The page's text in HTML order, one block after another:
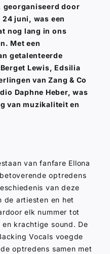
georganiseerd door
juni, was een
nog lang in ons
Met een
getalenteerde
Lewis, Edsilia
van Zang & Co
Daphne Heber, was
van muzikaliteit en
van fanfare Ellona
optredens
van deze
de artiesten en het
elk nummer tot
krachtige sound. De
Vocals voegde
optredens samen met